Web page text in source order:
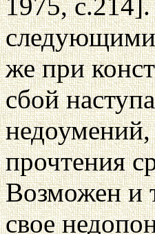
следующими
же при
сбой
прочтения
Возможен и
свое